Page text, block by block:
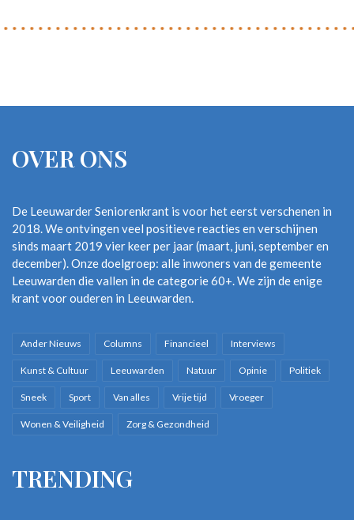
OVER ONS
De Leeuwarder Seniorenkrant is voor het eerst verschenen in
2018. We ontvingen veel positieve reacties en verschijnen
sinds maart 2019 vier keer per jaar (maart, juni, september en
december). Onze doelgroep: alle inwoners van de gemeente
Leeuwarden die vallen in de categorie 60+. We zijn de enige
krant voor ouderen in Leeuwarden.
Ander Nieuws Columns Financieel Interviews
Kunst & Cultuur Leeuwarden Natuur Opinie Politiek
Sneek Sport Van alles Vrije tijd Vroeger
Wonen & Veiligheid Zorg & Gezondheid
TRENDING